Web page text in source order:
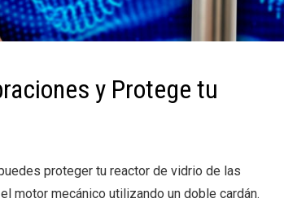
y Protege tu
proteger tu reactor de vidrio de las
motor mecánico utilizando un doble cardán.